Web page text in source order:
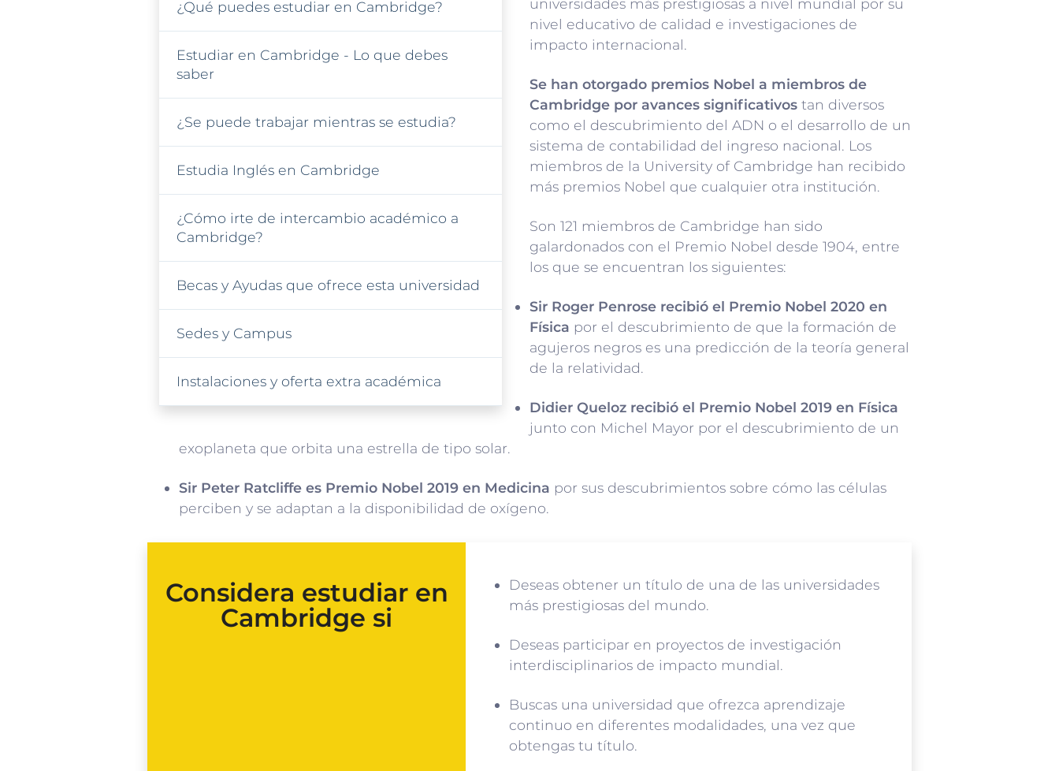
¿Qué puedes estudiar en Cambridge?
Estudiar en Cambridge - Lo que debes
saber
¿Se puede trabajar mientras se estudia?
Estudia Inglés en Cambridge
¿Cómo irte de intercambio académico a
Cambridge?
Becas y Ayudas que ofrece esta universidad
Sedes y Campus
Instalaciones y oferta extra académica
nivel educativo de calidad e investigaciones de
impacto internacional.
Se han otorgado premios Nobel a miembros de
Cambridge por avances significativos tan diversos
como el descubrimiento del ADN o el desarrollo de un
sistema de contabilidad del ingreso nacional. Los
miembros de la University of Cambridge han recibido
más premios Nobel que cualquier otra institución.
Son 121 miembros de Cambridge han sido
galardonados con el Premio Nobel desde 1904, entre
los que se encuentran los siguientes:
Sir Roger Penrose recibió el Premio Nobel 2020 en
Física por el descubrimiento de que la formación de
agujeros negros es una predicción de la teoría general
de la relatividad.
Didier Queloz recibió el Premio Nobel 2019 en Física
junto con Michel Mayor por el descubrimiento de un
exoplaneta que orbita una estrella de tipo solar.
Sir Peter Ratcliffe es Premio Nobel 2019 en Medicina por sus descubrimientos sobre cómo las células
perciben y se adaptan a la disponibilidad de oxígeno.
Considera estudiar en
Cambridge si
Deseas obtener un título de una de las universidades
más prestigiosas del mundo.
Deseas participar en proyectos de investigación
interdisciplinarios de impacto mundial.
Buscas una universidad que ofrezca aprendizaje
continuo en diferentes modalidades, una vez que
obtengas tu título.